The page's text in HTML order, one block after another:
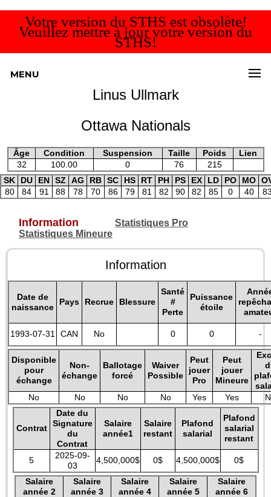
Votre version du STHS est obsolète!
Veuillez mettre à jour votre version du
STHS!
MENU
Linus Ullmark
Ottawa Nationals
Âge Condition Suspension Taille Poids
Lien
32
100.00 0 76
215
SK
DU EN SZ AG RB SC HS RT PH PS EX LD PO MO
80
84 91 88 78 70 86 79 81 82 90 82 85 0 40
Information
Statistiques Pro
Statistiques Mineure
Information
Date de
naissance
Pays Recrue Blessure
Santé
#
Perte
Puissance
étoile
1993-07-31 CAN No 0 0 -
Disponible
pour
échange
Non-
échange
Ballotage
forcé
Waiver
Possible
Peut
jouer
Pro
Peut
jouer
Mineure
No
No No No Yes Yes
Contrat
Date du
Signature
du
Contrat
Salaire
année1
Salaire
restant
Plafond
salarial
Plafond
salarial
restant
5
2025-09-
03
4,500,000$ 0$ 4,500,000$ 0$
Salaire
année 2
Salaire
année 3
Salaire
année 4
Salaire
année 5
Salaire
année 6